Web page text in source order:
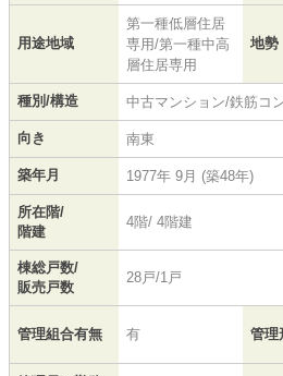
用途地域
第一種低層住居
専用/第一種中高
層住居専用
地勢
種別/構造 中古マンション/鉄筋コ
向き 南東
築年月 1977年 9月 (築48年)
所在階/
階建
4階/ 4階建
棟総戸数/
販売戸数
28戸/1戸
管理組合有無 有 管理